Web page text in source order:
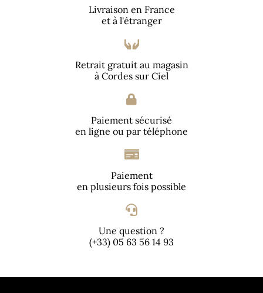
Livraison en France
et à l'étranger
Retrait gratuit au magasin
à Cordes sur Ciel
Paiement sécurisé
en ligne ou par téléphone
Paiement
en plusieurs fois possible
Une question ?
(+33) 05 63 56 14 93